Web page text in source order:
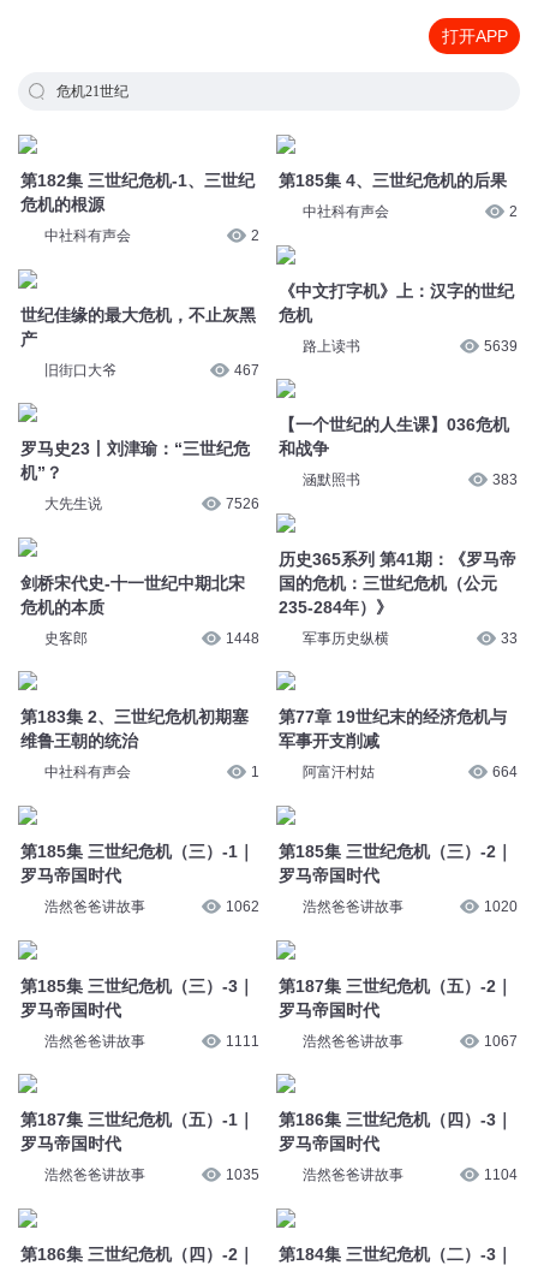
打开APP
危机21世纪
第182集 三世纪危机-1、三世纪
危机的根源
中社科有声会 2
世纪佳缘的最大危机，不止灰黑
产
旧街口大爷 467
罗马史23丨刘津瑜：“三世纪危
机”？
大先生说 7526
剑桥宋代史-十一世纪中期北宋
危机的本质
史客郎 1448
第183集 2、三世纪危机初期塞
维鲁王朝的统治
中社科有声会 1
第185集 三世纪危机（三）-1｜
罗马帝国时代
浩然爸爸讲故事 1062
第185集 三世纪危机（三）-3｜
罗马帝国时代
浩然爸爸讲故事 1111
第187集 三世纪危机（五）-1｜
罗马帝国时代
浩然爸爸讲故事 1035
第186集 三世纪危机（四）-2｜
第185集 4、三世纪危机的后果
中社科有声会 2
《中文打字机》上：汉字的世纪
危机
路上读书 5639
【一个世纪的人生课】036危机
和战争
涵默照书 383
历史365系列 第41期：《罗马帝
国的危机：三世纪危机（公元
235-284年）》
军事历史纵横 33
第77章 19世纪末的经济危机与
军事开支削减
阿富汗村姑 664
第185集 三世纪危机（三）-2｜
罗马帝国时代
浩然爸爸讲故事 1020
第187集 三世纪危机（五）-2｜
罗马帝国时代
浩然爸爸讲故事 1067
第186集 三世纪危机（四）-3｜
罗马帝国时代
浩然爸爸讲故事 1104
第184集 三世纪危机（二）-3｜